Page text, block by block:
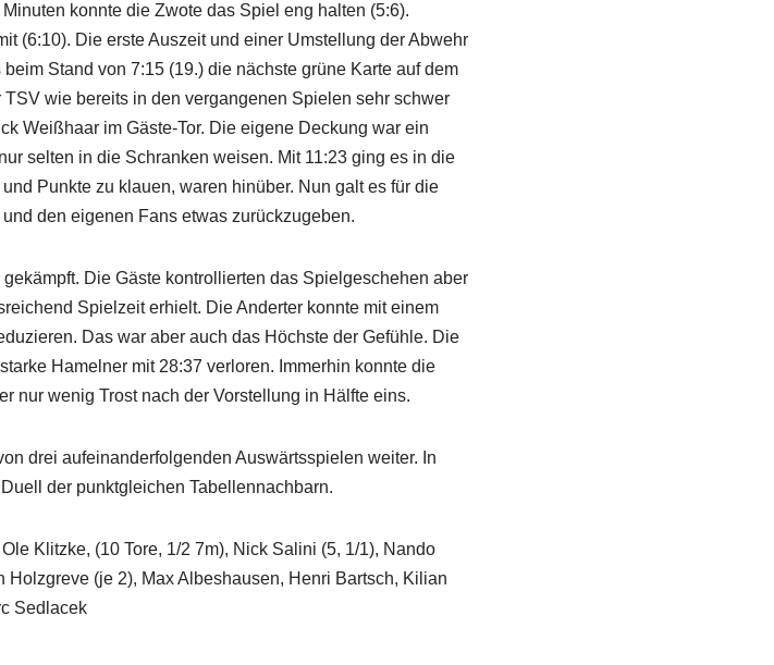
konnte die Zwote das Spiel eng halten (5:6).
(6:10). Die erste Auszeit und einer Umstellung der Abwehr
Stand von 7:15 (19.) die nächste grüne Karte auf dem
wie bereits in den vergangenen Spielen sehr schwer
Weißhaar im Gäste-Tor. Die eigene Deckung war ein
selten in die Schranken weisen. Mit 11:23 ging es in die
Punkte zu klauen, waren hinüber. Nun galt es für die
den eigenen Fans etwas zurückzugeben.
Die Gäste kontrollierten das Spielgeschehen aber
Spielzeit erhielt. Die Anderter konnte mit einem
Das war aber auch das Höchste der Gefühle. Die
Hamelner mit 28:37 verloren. Immerhin konnte die
nur wenig Trost nach der Vorstellung in Hälfte eins.
drei aufeinanderfolgenden Auswärtsspielen weiter. In
der punktgleichen Tabellennachbarn.
Klitzke, (10 Tore, 1/2 7m), Nick Salini (5, 1/1), Nando
(je 2), Max Albeshausen, Henri Bartsch, Kilian
Sedlacek